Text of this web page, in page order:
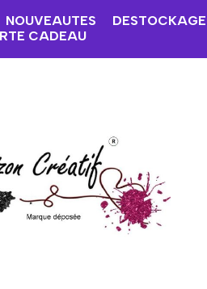
NOUVEAUTES
DESTOCKAGE
CADEAU